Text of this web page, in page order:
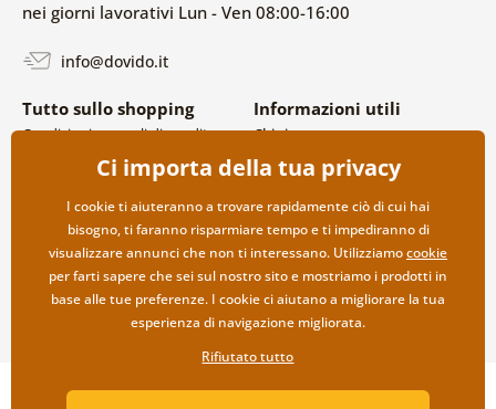
nei giorni lavorativi Lun - Ven 08:00-16:00
info@dovido.it
Tutto sullo shopping
Condizioni generali di vendita e
Politica sulla privacy
Opzioni di spedizione e
pagamento
Reso della merce
Informazioni utili
Chi siamo
FAQ
Contatti
Collaborazione all’ingrosso
Copyright ©2019 © Dovido.it.
Ci importa della tua privacy
I cookie ti aiuteranno a trovare rapidamente ciò di cui hai
bisogno, ti faranno risparmiare tempo e ti impediranno di
visualizzare annunci che non ti interessano. Utilizziamocookie
per farti sapere che sei sul nostro sito e mostriamo i prodotti in
base alle tue preferenze. I cookie ci aiutano a migliorare la tua
esperienza di navigazione migliorata.
Rifiutato tutto